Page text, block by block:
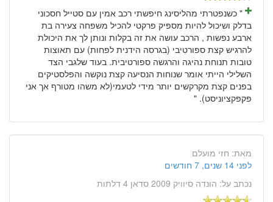
" כשנפטרתי מהליסינג חיפשתי רכב אמין עם סטייל חסכוני
בדלק ושיכול להיות מספיק פרקטי להכיל משפחה צעירה בת
ארבע נפשות , הרכב עושה את זה בקלות ונותן לך את היכולת
להרגיש קצת ספורטיבי (בגרסה הידנית לפחות) עם תאוצות
טובות תנוחת נהיגה והרגשה ספורטיבית. בעוד שלגבי הצד
השלילי הייתי אומר שנוחות הנסיעה קצת נוקשה והפלסטיקים
בפנים קצת מקרקשים יותר מידי לטעמי(לא משהו מטורף אך אני
פקפקציוניסט). "
מאת: חזי מועלם
לפני 14 שנים, 7 חודשים
נכתב על: הונדה סיוויק 2009 סדאן 4 דלתות